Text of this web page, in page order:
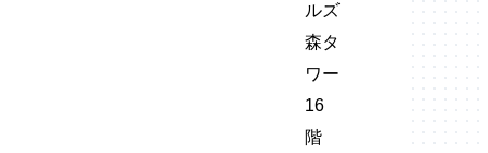
ルズ
森タ
ワー
16
階